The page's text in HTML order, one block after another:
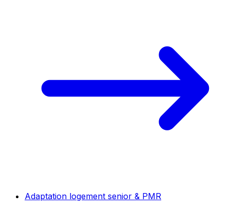
Adaptation logement senior & PMR